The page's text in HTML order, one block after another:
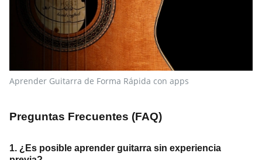
Aprender Guitarra de Forma Rápida con apps
Preguntas Frecuentes (FAQ)
1. ¿Es posible aprender guitarra sin experiencia